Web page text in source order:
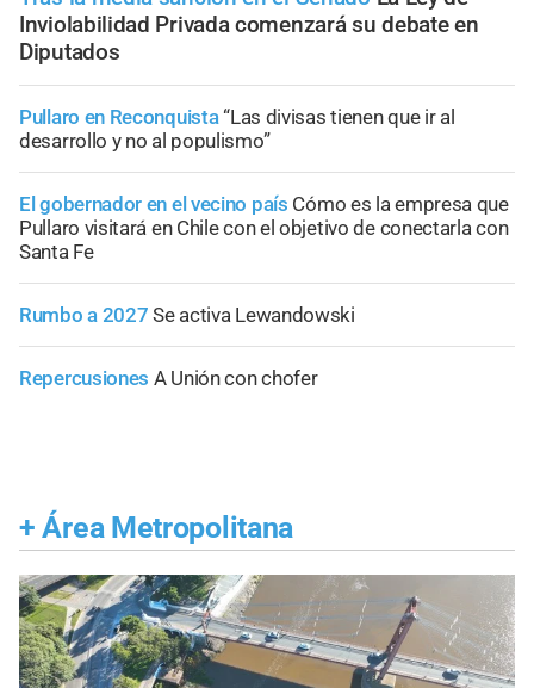
Inviolabilidad Privada comenzará su debate en
Diputados
Pullaro en Reconquista“Las divisas tienen que ir al
desarrollo y no al populismo”
El gobernador en el vecino país Cómo es la empresa que
Pullaro visitará en Chile con el objetivo de conectarla con
Santa Fe
Rumbo a 2027 Se activa Lewandowski
Repercusiones A Unión con chofer
+ Área Metropolitana